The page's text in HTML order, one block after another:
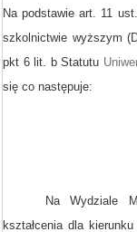
Na podstawie art. 11
szkolnictwie wyższym
pkt 6 lit. b Statutu
się co następuje:
Na Wydziale
kształcenia dla